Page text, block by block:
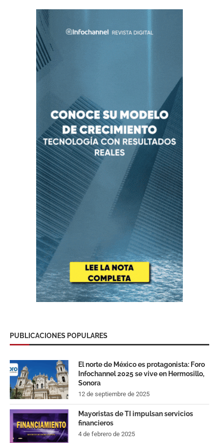
PUBLICACIONES POPULARES
El norte de México es protagonista: Foro
Infochannel 2025 se vive en Hermosillo,
Sonora
12 de septiembre de 2025
Mayoristas de TI impulsan servicios
financieros
4 de febrero de 2025